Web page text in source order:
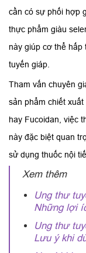
cần có sự phối hợp
thực phẩm giàu
này giúp cơ thể hấp
tuyến giáp.
Tham vấn chuyên
sản phẩm chiết
hay Fucoidan, việc
này đặc biệt quan
sử dụng thuốc nội
Xem thêm
Ung thư
Những lợi
Ung thư
Lưu ý khi